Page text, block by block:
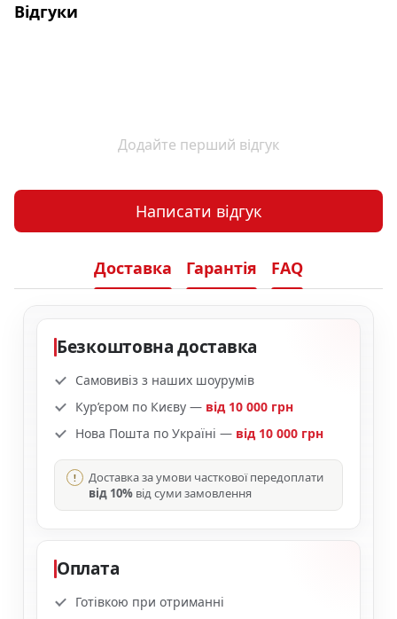
Відгуки
Додайте перший відгук
Написати відгук
Доставка Гарантія FAQ
Безкоштовна доставка
Самовивіз з наших шоурумів
Кур’єром по Києву — від 10 000 грн
Нова Пошта по Україні — від 10 000 грн
Доставка за умови часткової передоплати
від 10% від суми замовлення
Оплата
Готівкою при отриманні